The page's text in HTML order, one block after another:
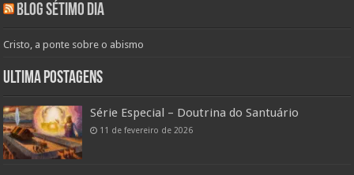
Blog Sétimo Dia
Cristo, a ponte sobre o abismo
Ultima Postagens
Série Especial – Doutrina do Santuário
11 de fevereiro de 2026